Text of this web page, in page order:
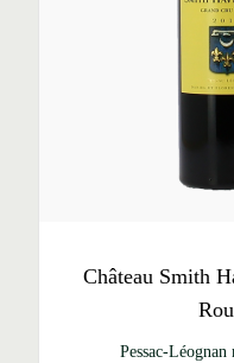
Château Smith
Pessac-Léognan